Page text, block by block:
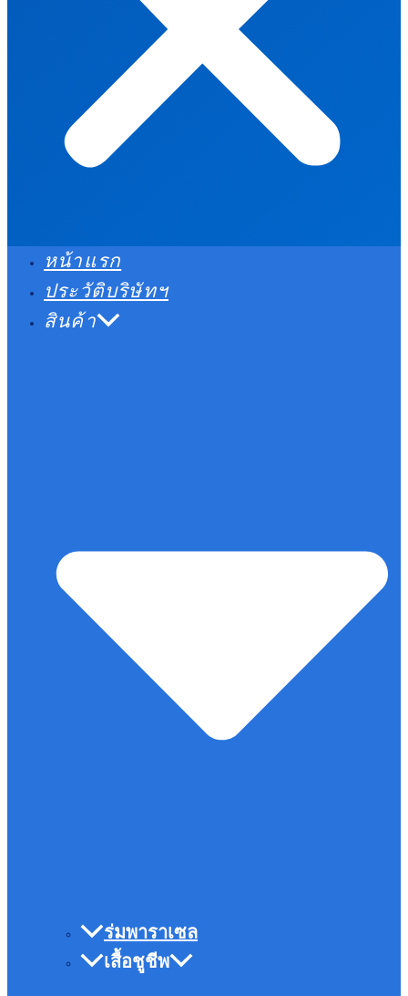
หน้าแรก
ประวัติบริษัทฯ
สินค้า
ร่มพาราเซล
เสื้อชูชีพ